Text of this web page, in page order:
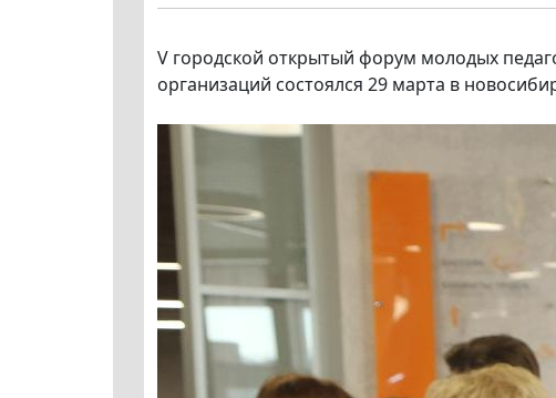
V городской открытый форум молодых
организаций состоялся 29 марта в